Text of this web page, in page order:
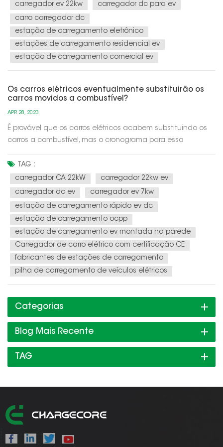
carregador ev 22kw
carregador dc para ev
carro carregador dc
estação de carregamento eletrônico
estações de carregamento residencial ev
estação de carregamento comercial ev
Os carros elétricos eventualmente substituirão os
carros movidos a combustível?
APR 28, 2023
É provável que os carros elétricos acabem substituindo os
carros a combustível, mas o cronograma para essa
avanços tecnológicos, políticas governamentais e
preferências do consumidor.Um dos principais
impulsionadores da transição para carros elét...
TAG :
carregador CA 22kW
carregador 22kw ev
carregador dc ev
carregador ev 7kw
estação de carregamento rápido ev dc
estação de carregamento ocpp
estação de carregamento ev montada na parede
Carregador de carro elétrico com certificação CE
fabricantes de estações de carregamento
pilha de carregamento de veículos elétricos
Categorias
Blog Mais Recente
TAG